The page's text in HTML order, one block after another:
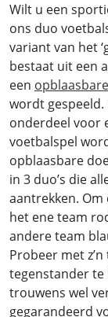
Wilt u een
ons duo
variant van het
bestaat uit een
een
wordt gespeeld.
onderdeel voor
voetbalspel
opblaasbare
in 3 duo’s die
aantrekken.
het ene team
andere team
Probeer met
tegenstander te
trouwens wel
gegarandeerd